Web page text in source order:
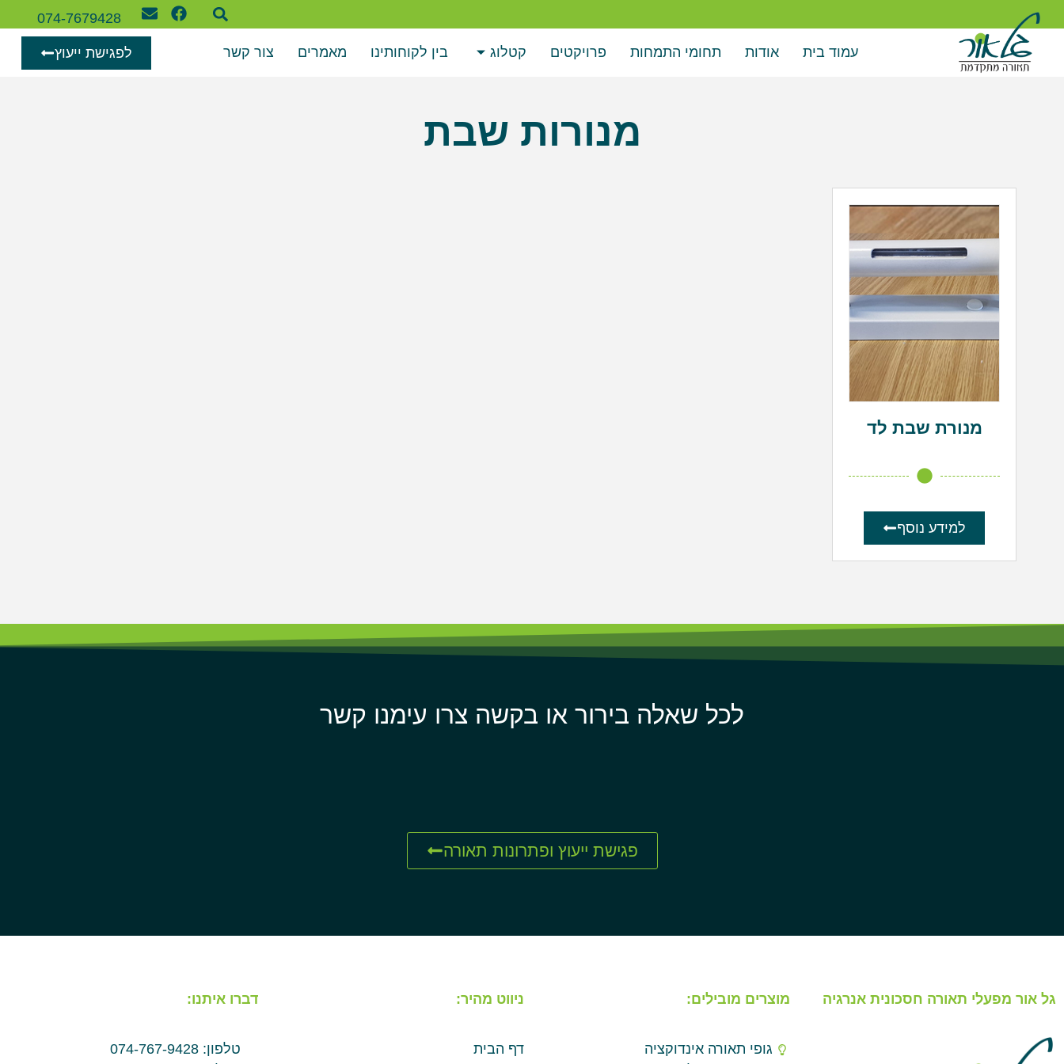
074-7679428
עמוד בית אודות תחומי התמחות פרויקטים קטלוג בין לקוחותינו מאמרים צור קשר לפגישת ייעוץ
מנורות שבת
מנורת שבת לד
למידע נוסף
לכל שאלה בירור או בקשה צרו עימנו קשר
פגישת ייעוץ ופתרונות תאורה
גל אור מפעלי תאורה חסכונית אנרגיה מוצרים מובילים:
גופי תאורה אינדוקציה
ניווט מהיר:
דף הבית
דברו איתנו:
טלפון: 074-767-9428